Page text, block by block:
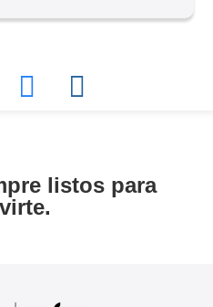
listos para